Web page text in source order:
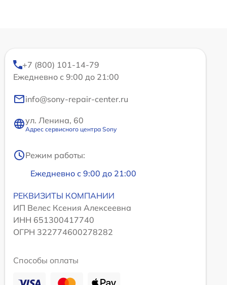
+7 (800) 101-14-79
Ежедневно с 9:00 до 21:00
info@sony-repair-center.ru
ул. Ленина, 60
Адрес сервисного центра Sony
Режим работы:
Ежедневно с 9:00 до 21:00
РЕКВИЗИТЫ КОМПАНИИ
ИП Велес Ксения Алексеевна
ИНН 651300417740
ОГРН 322774600278282
Способы оплаты